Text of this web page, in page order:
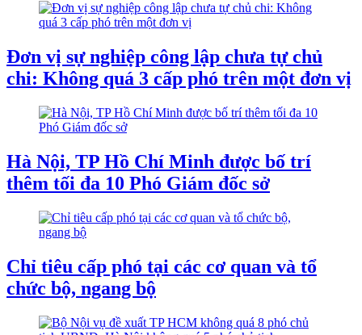
Đơn vị sự nghiệp công lập chưa tự chủ
chi: Không quá 3 cấp phó trên một đơn vị
Hà Nội, TP Hồ Chí Minh được bố trí
thêm tối đa 10 Phó Giám đốc sở
Chỉ tiêu cấp phó tại các cơ quan và tổ
chức bộ, ngang bộ